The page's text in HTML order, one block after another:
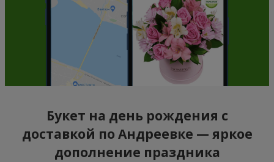
Букет на день рождения с
доставкой по Андреевке — яркое
дополнение праздника